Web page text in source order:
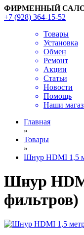
ФИРМЕННЫЙ САЛОН
+7 (928) 364-15-52
Товары
Установка
Обмен
Ремонт
Акции
Статьи
Новости
Помощь
Наши
Главная
»
Товары
»
Шнур HDMI 1,5
Шнур
фильтров)